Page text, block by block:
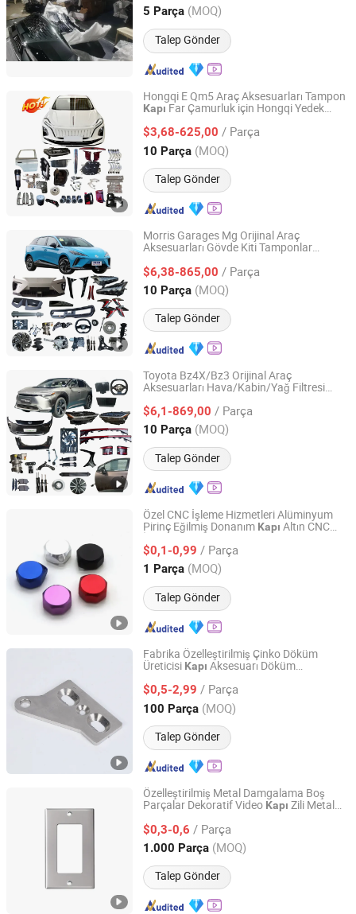
5 Parça (MOQ)
Talep Gönder
Chongqing, China Fiyat 2023
Hongqi E Qm5 Araç Aksesuarları Tampon
Kapı Far Çamurluk için Hongqi Yedek
$3,68-625,00 / Parça
10 Parça (MOQ)
Talep Gönder
Chongqing Shiwei Technology Co., Ltd
Chongqing, China Fiyat 2023
Morris Garages Mg Orijinal Araç
Aksesuarları Gövde Kiti Tamponlar
Otomobil/Yedek Parçaları için Mg
4/Zs/Cyberster
$6,38-865,00 / Parça
10 Parça (MOQ)
Talep Gönder
Chongqing Shiwei Technology Co., Ltd
Chongqing, China Fiyat 2023
Toyota Bz4X/Bz3 Orijinal Araç
Aksesuarları Hava/Kabin/Yağ Filtresi
Lambalar Alaşım Altın Dövme Jant Far
KapıYedek Parçalar
$6,1-869,00 / Parça
10 Parça (MOQ)
Talep Gönder
Chongqing Shiwei Technology Co., Ltd
Chongqing, China Fiyat 2023
Özel CNC İşleme Hizmetleri Alüminyum
Pirinç Eğilmiş Donanım Kapı Altın CNC
$0,1-0,99 / Parça
1 Parça (MOQ)
Talep Gönder
Shenzhen Huarui Century Technology Co., Ltd.
Guangdong, China Fiyat 2025
Fabrika Özelleştirilmiş Çinko Döküm
Üreticisi Kapı Aksesuarı Döküm
$0,5-2,99 / Parça
100 Parça (MOQ)
Talep Gönder
Qingdao Compass Hardware Co., Ltd.
Shandong, China Fiyat 2017
Özelleştirilmiş Metal Damgalama Boş
Parçalar Dekoratif Video Kapı Zili Metal
$0,3-0,6 / Parça
1.000 Parça (MOQ)
Talep Gönder
Guangdong Yubiao Hardware Co., Ltd.
Fiyat 2019